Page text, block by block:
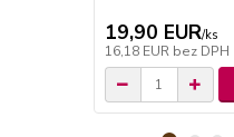
19,90 EUR/ks
16,18 EUR bez DPH